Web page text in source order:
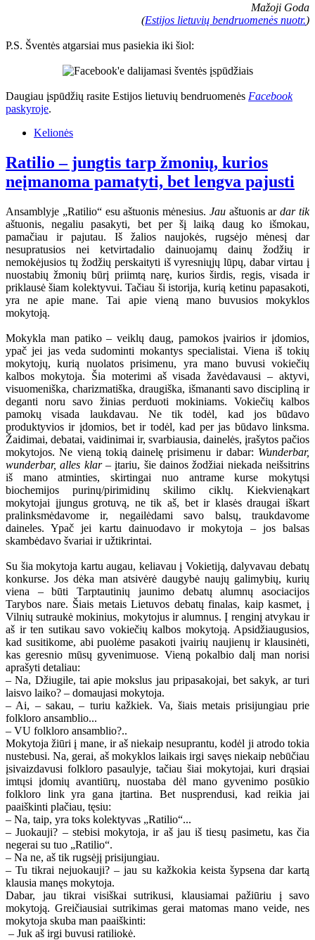
Mažoji Goda
(Estijos lietuvių bendruomenės nuotr.)
P.S. Šventės atgarsiai mus pasiekia iki šiol:
Daugiau įspūdžių rasite Estijos lietuvių bendruomenės Facebook
paskyroje.
Kelionės
Ratilio – jungtis tarp žmonių, kurios
neįmanoma pamatyti, bet lengva pajusti
Ansamblyje „Ratilio“ esu aštuonis mėnesius. Jauaštuonis ardar tik
aštuonis, negaliu pasakyti, bet per šį laiką daug ko išmokau,
pamačiau ir pajutau. Iš žalios naujokės, rugsėjo mėnesį dar
nesupratusios nei ketvirtadalio dainuojamų dainų žodžių ir
nemokėjusios tų žodžių perskaityti iš vyresniųjų lūpų, dabar virtau į
nuostabių žmonių būrį priimtą narę, kurios širdis, regis, visada ir
priklausė šiam kolektyvui. Tačiau ši istorija, kurią ketinu papasakoti,
yra ne apie mane. Tai apie vieną mano buvusios mokyklos
mokytoją.
Mokykla man patiko – veiklų daug, pamokos įvairios ir įdomios,
ypač jei jas veda sudominti mokantys specialistai. Viena iš tokių
mokytojų, kurią nuolatos prisimenu, yra mano buvusi vokiečių
kalbos mokytoja. Šia moterimi aš visada žavėdavausi – aktyvi,
visuomeniška, charizmatiška, draugiška, išmananti savo discipliną ir
deganti noru savo žinias perduoti mokiniams. Vokiečių kalbos
pamokų visada laukdavau. Ne tik todėl, kad jos būdavo
produktyvios ir įdomios, bet ir todėl, kad per jas būdavo linksma.
Žaidimai, debatai, vaidinimai ir, svarbiausia, dainelės, įrašytos pačios
mokytojos. Ne vieną tokią dainelę prisimenu ir dabar: Wunderbar,
wunderbar, alles klar– įtariu, šie dainos žodžiai niekada neišsitrins
iš mano atminties, skirtingai nuo antrame kurse mokytųsi
biochemijos purinų/pirimidinų skilimo ciklų. Kiekvienąkart
mokytojai įjungus grotuvą, ne tik aš, bet ir klasės draugai iškart
pralinksmėdavome ir, negailėdami savo balsų, traukdavome
daineles. Ypač jei kartu dainuodavo ir mokytoja – jos balsas
skambėdavo švariai ir užtikrintai.
Su šia mokytoja kartu augau, keliavau į Vokietiją, dalyvavau debatų
konkurse. Jos dėka man atsivėrė daugybė naujų galimybių, kurių
viena – būti Tarptautinių jaunimo debatų alumnų asociacijos
Tarybos nare. Šiais metais Lietuvos debatų finalas, kaip kasmet, į
Vilnių sutraukė mokinius, mokytojus ir alumnus. Į renginį atvykau ir
aš ir ten sutikau savo vokiečių kalbos mokytoją. Apsidžiaugusios,
kad susitikome, abi puolėme pasakoti įvairių naujienų ir klausinėti,
kas geresnio mūsų gyvenimuose. Vieną pokalbio dalį man norisi
aprašyti detaliau:
– Na, Džiugile, tai apie mokslus jau pripasakojai, bet sakyk, ar turi
laisvo laiko? – domaujasi mokytoja.
– Ai, – sakau, – turiu kažkiek. Va, šiais metais prisijungiau prie
folkloro ansamblio...
– VU folkloro ansamblio?..
Mokytoja žiūri į mane, ir aš niekaip nesuprantu, kodėl ji atrodo tokia
nustebusi. Na, gerai, aš mokyklos laikais irgi savęs niekaip nebūčiau
įsivaizdavusi folkloro pasaulyje, tačiau šiai mokytojai, kuri drąsiai
imtųsi įdomių avantiūrų, nuostaba dėl mano gyvenimo posūkio
folkloro link yra gana įtartina. Bet nusprendusi, kad reikia jai
paaiškinti plačiau, tęsiu:
– Na, taip, yra toks kolektyvas „Ratilio“...
– Juokauji? – stebisi mokytoja, ir aš jau iš tiesų pasimetu, kas čia
negerai su tuo „Ratilio“.
– Na ne, aš tik rugsėjį prisijungiau.
– Tu tikrai nejuokauji? – jau su kažkokia keista šypsena dar kartą
klausia manęs mokytoja.
Dabar, jau tikrai visiškai sutrikusi, klausiamai pažiūriu į savo
mokytoją. Greičiausiai sutrikimas gerai matomas mano veide, nes
mokytoja skuba man paaiškinti:
– Juk aš irgi buvusi ratiliokė.